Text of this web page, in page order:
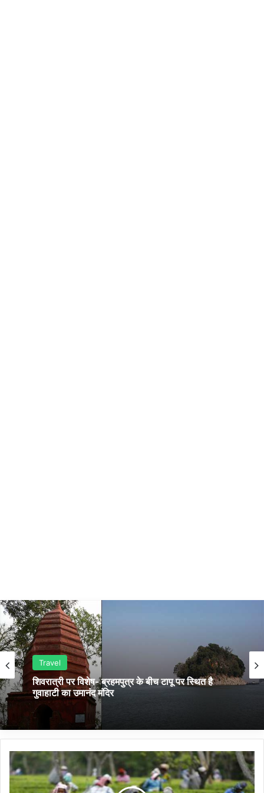
Travel
शिवरात्री पर विशेष- ब्रहमपुत्र के बीच टापू पर स्थित है
गुवाहाटी का उमानंद मंदिर
सां
स
द